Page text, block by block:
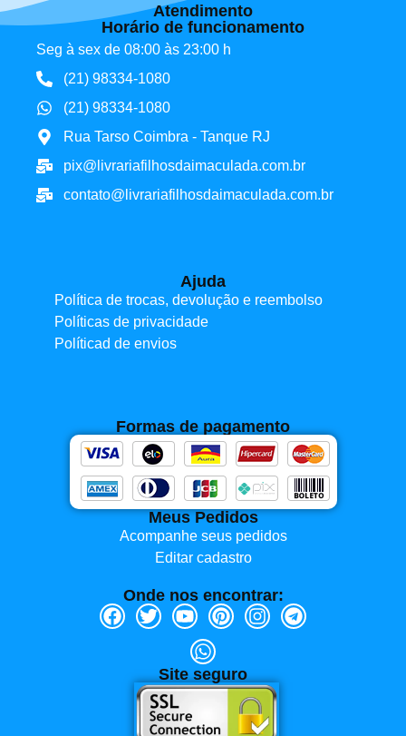
Atendimento
Horário de funcionamento
Seg à sex de 08:00 às 23:00 h
(21) 98334-1080
(21) 98334-1080
Rua Tarso Coimbra - Tanque RJ
pix@livrariafilhosdaimaculada.com.br
contato@livrariafilhosdaimaculada.com.br
Ajuda
Política de trocas, devolução e reembolso
Políticas de privacidade
Políticad de envios
Formas de pagamento
Meus Pedidos
Acompanhe seus pedidos
Editar cadastro
Onde nos encontrar:
Site seguro